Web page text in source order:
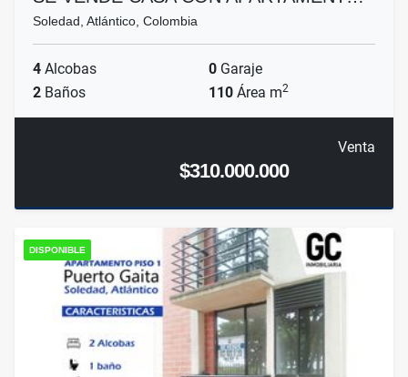
Soledad, Atlántico, Colombia
4 Alcobas 0 Garaje
2 Baños 110 Área m2
Venta
$310.000.000
DISPONIBLE